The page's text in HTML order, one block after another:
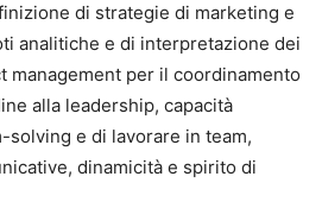
di strategie di marketing e
analitiche e di interpretazione dei
management per il coordinamento
alla leadership, capacità
e di lavorare in team,
dinamicità e spirito di